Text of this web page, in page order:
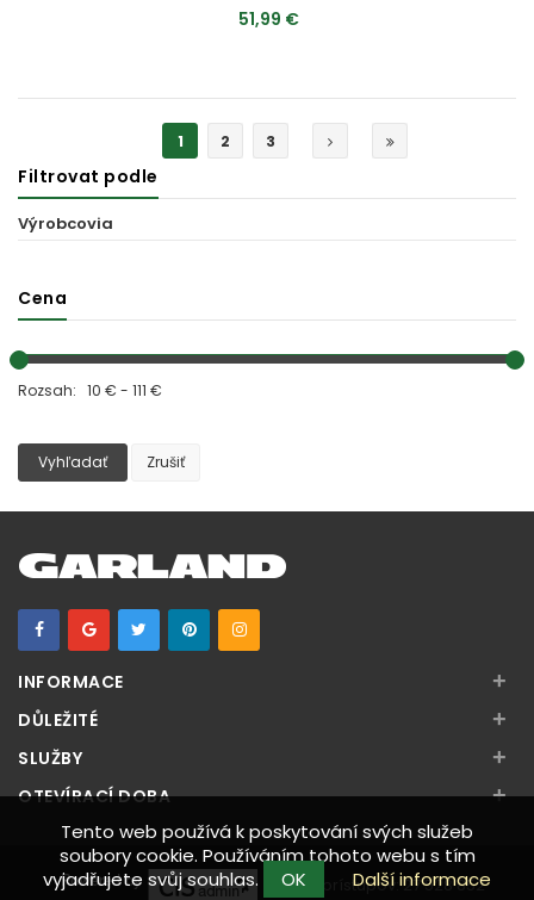
51,99 €
1 2 3
Filtrovat podle
Výrobcovia
Cena
Rozsah: 10 € - 111 €
Vyhľadať Zrušiť
INFORMACE +
DŮLEŽITÉ +
SLUŽBY +
OTEVÍRACÍ DOBA +
Počet prístupov:27 528 852
Tento web používá k poskytování svých služeb
soubory cookie. Používáním tohoto webu s tím
vyjadřujete svůj souhlas.
OK Další informace